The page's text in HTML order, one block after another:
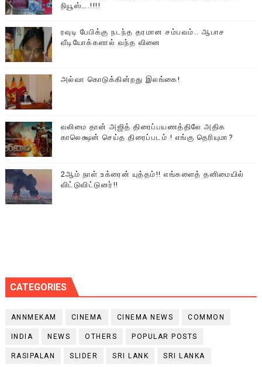
நியூஸ்….!!!!
ரவுடி பேபிக்கு நடந்த தரமான சம்பவம்.. ஆபாச
வீடியோக்களால் வந்த வினை
அல்வா கொடுக்கின்றது இலங்கை!
வலிமை தான் அஜித் திரைப்பயணத்திலே அதிக
காலெக்ஷன் செய்த திரைப்படம் ! எங்கு தெரியுமா?
2ஆம் நாள் உக்ரைன் யுத்தம்!! எங்களைத் தனிமையில்
விட்டுவிட்டுனர்!!
CATEGORIES
ANNMEKAM CINEMA CINEMA NEWS COMMON
INDIA NEWS OTHERS POPULAR POSTS
RASIPALAN SLIDER SRI LANK SRI LANKA